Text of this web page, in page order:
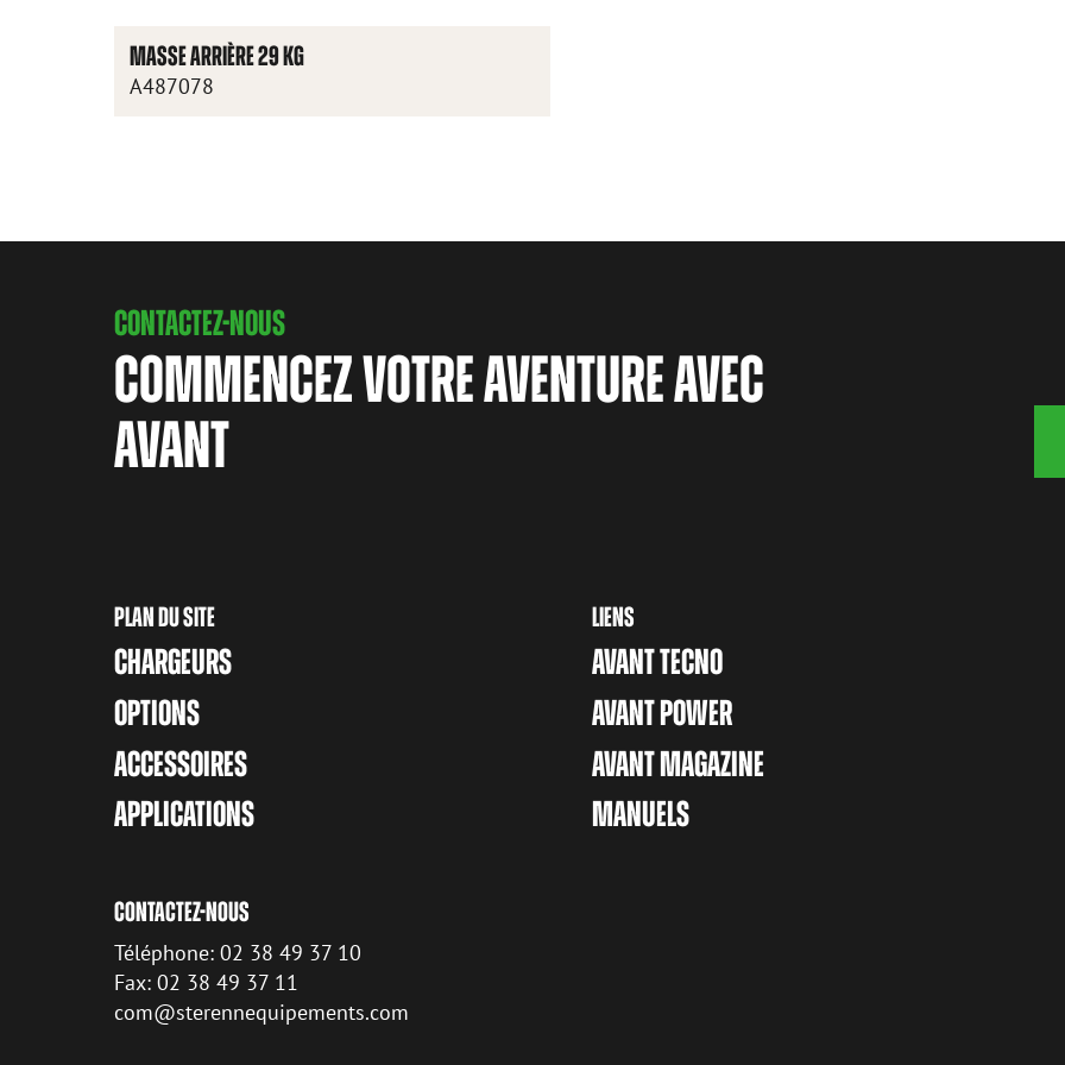
MASSE ARRIÈRE 29 KG
A487078
CONTACTEZ-NOUS
COMMENCEZ VOTRE AVENTURE AVEC
AVANT
PLAN DU SITE
CHARGEURS
OPTIONS
ACCESSOIRES
APPLICATIONS
LIENS
AVANT TECNO
AVANT POWER
AVANT MAGAZINE
MANUELS
CONTACTEZ-NOUS
Téléphone: 02 38 49 37 10
Fax: 02 38 49 37 11
com@sterennequipements.com